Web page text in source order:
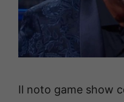
Il noto game show